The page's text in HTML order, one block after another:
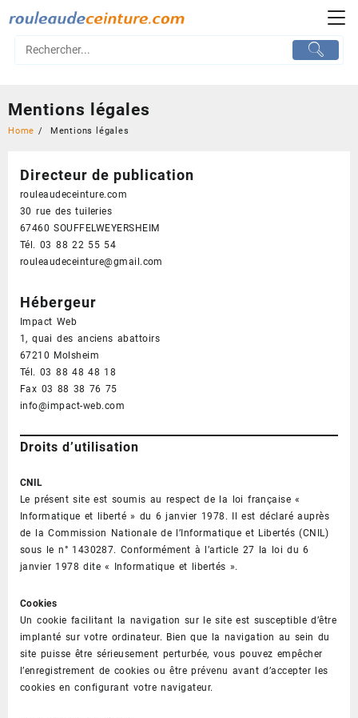
to
Mentions légales
Home Mentions légales
Directeur de publication
rouleaudeceinture.com
30 rue des tuileries
67460 SOUFFELWEYERSHEIM
Tél. 03 88 22 55 54
rouleaudeceinture@gmail.com
Hébergeur
Impact Web
1, quai des anciens abattoirs
67210 Molsheim
Tél. 03 88 48 48 18
Fax 03 88 38 76 75
info@impact-web.com
Droits d’utilisation
CNIL
Le présent site est soumis au respect de la loi française «
Informatique et liberté » du 6 janvier 1978. Il est déclaré auprès
de la Commission Nationale de l’Informatique et Libertés (CNIL)
sous le n° 1430287. Conformément à l’article 27 la loi du 6
janvier 1978 dite « Informatique et libertés ».
Cookies
Un cookie facilitant la navigation sur le site est susceptible d’être
implanté sur votre ordinateur. Bien que la navigation au sein du
site puisse être sérieusement perturbée, vous pouvez empêcher
l’enregistrement de cookies ou être prévenu avant d’accepter les
cookies en configurant votre navigateur.